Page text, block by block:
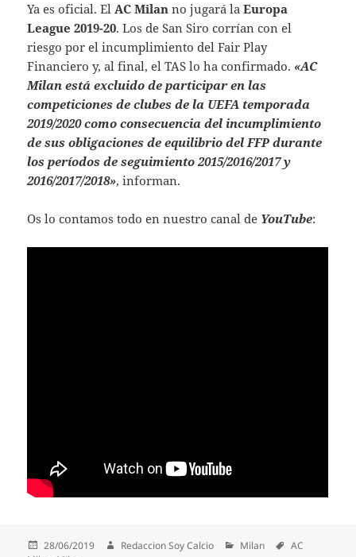
Ya es oficial. ElAC Milan no jugará laEuropa
League 2019-20. Los de San Siro corrían con el
riesgo por el incumplimiento del Fair Play
Financiero y, al final, el TAS lo ha confirmado. «AC
Milan está excluido de participar en las
competiciones de clubes de la UEFA temporada
2019/2020 como consecuencia del incumplimiento
de sus obligaciones de equilibrio del FFP durante
los períodos de seguimiento 2015/2016/2017 y
2016/2017/2018», informan.
Os lo contamos todo en nuestro canal de YouTube:
Publicado
28/06/2019 Autor
Redaccion Soy Calcio Categorías
Milan Etiquetas
AC